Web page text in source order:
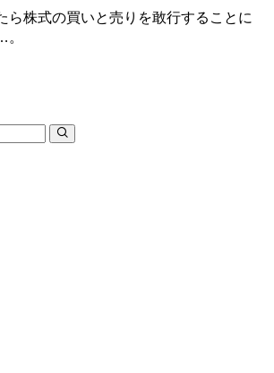
ら株式の買いと売りを敢行することに